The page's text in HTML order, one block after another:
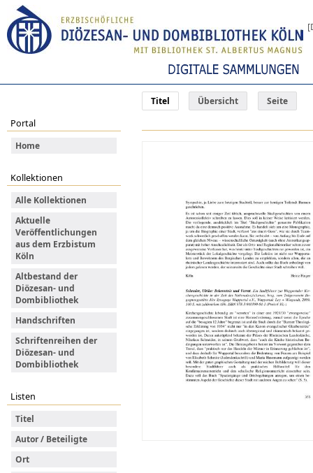
Titel Übersicht Seite
Portal
Home
Kollektionen
Alle Kollektionen
Aktuelle
Veröffentlichungen
aus dem Erzbistum
Köln
Altbestand der
Diözesan- und
Dombibliothek
Handschriften
Schriftenreihen der
Diözesan- und
Dombibliothek
Listen
Titel
Autor / Beteiligte
Ort